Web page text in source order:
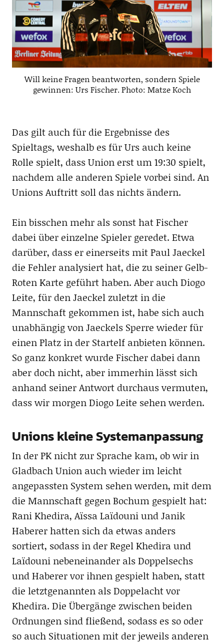
Will keine Fragen beantworten, sondern Spiele
gewinnen: Urs Fischer. Photo: Matze Koch
Das gilt auch für die Ergebnisse des
Spieltags, weshalb es für Urs auch keine
Rolle spielt, dass Union erst um 19:30 spielt,
nachdem alle anderen Spiele vorbei sind. An
Unions Auftritt soll das nichts ändern.
Ein bisschen mehr als sonst hat Fischer
dabei über einzelne Spieler geredet. Etwa
darüber, dass er einerseits mit Paul Jaeckel
die Fehler analysiert hat, die zu seiner Gelb-
Roten Karte geführt haben. Aber auch Diogo
Leite, für den Jaeckel zuletzt in die
Mannschaft gekommen ist, habe sich auch
unabhängig von Jaeckels Sperre wieder für
einen Platz in der Startelf anbieten können.
So ganz konkret wurde Fischer dabei dann
aber doch nicht, aber immerhin lässt sich
anhand seiner Antwort durchaus vermuten,
dass wir morgen Diogo Leite sehen werden.
Unions kleine Systemanpassung
In der PK nicht zur Sprache kam, ob wir in
Gladbach Union auch wieder im leicht
angepassten System sehen werden, mit dem
die Mannschaft gegen Bochum gespielt hat:
Rani Khedira, Aïssa Laïdouni und Janik
Haberer hatten sich da etwas anders
sortiert, sodass in der Regel Khedira und
Laïdouni nebeneinander als Doppelsechs
und Haberer vor ihnen gespielt haben, statt
die letztgenannten als Doppelacht vor
Khedira. Die Übergänge zwischen beiden
Ordnungen sind fließend, sodass es so oder
so auch Situationen mit der jeweils anderen